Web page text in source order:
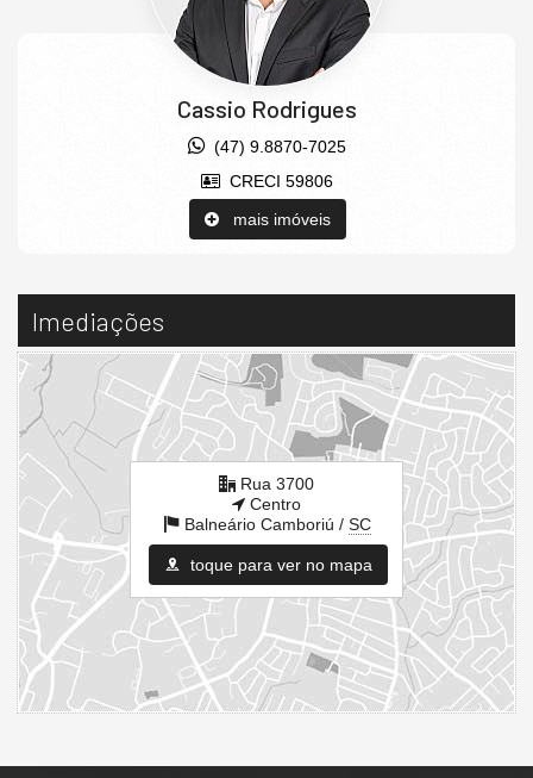
Cassio Rodrigues
(47) 9.8870-7025
CRECI 59806
mais imóveis
Imediações
Rua 3700
Centro
Balneário Camboriú / SC
toque para ver no mapa